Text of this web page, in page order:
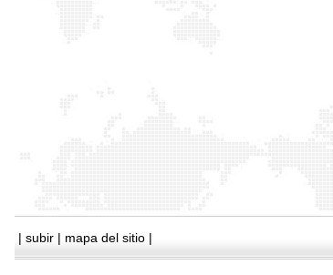
| subir | mapa del sitio |